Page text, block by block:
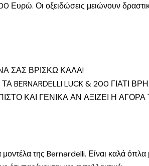
Ευρώ. Οι οξειδώσεις μειώνουν
ΣΑΣ ΒΡΙΣΚΩ ΚΑΛΑ!
LUCK & 200 ΓΙΑΤΙ
ΚΑΙ ΓΕΝΙΚΑ ΑΝ ΑΞΙΖΕΙ Η
της Bernardelli. Είναι καλά